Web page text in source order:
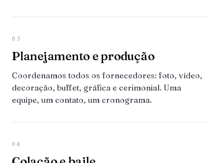
03
Planejamento e produção
Coordenamos todos os fornecedores: foto, vídeo,
decoração, buffet, gráfica e cerimonial. Uma
equipe, um contato, um cronograma.
04